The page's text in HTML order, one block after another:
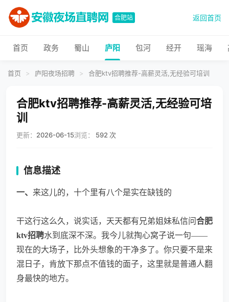
合肥站 返回首页
首页 政务 蜀山 庐阳 包河 经开 瑶海
首页 > 庐阳夜场招聘 > 合肥ktv招聘推荐-高薪灵活,无经验可培训
合肥ktv招聘推荐-高薪灵活,无经验可培
训
更新： 2026-06-15浏览： 592 次
信息描述
一、 来这儿的，十个里有八个是实在缺钱的
干这行这么久，说实话，天天都有兄弟姐妹私信问合肥
ktv招聘水到底深不深。我今儿就掏心窝子说一句——
现在的大场子，比外头想象的干净多了。你只要不是来
混日子，肯放下那点不值钱的面子，这里就是普通人翻
身最快的地方。